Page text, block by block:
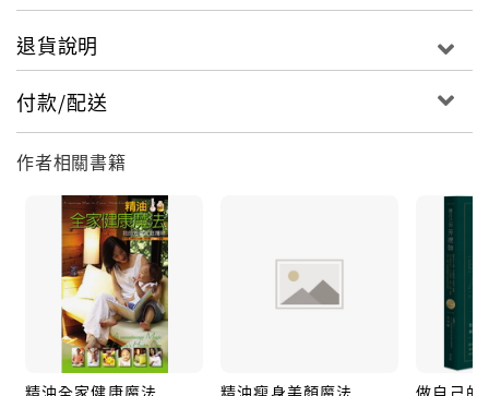
退貨說明
付款/配送
作者相關書籍
精油全家健康魔法 精油瘦身美顏魔法
做自己的